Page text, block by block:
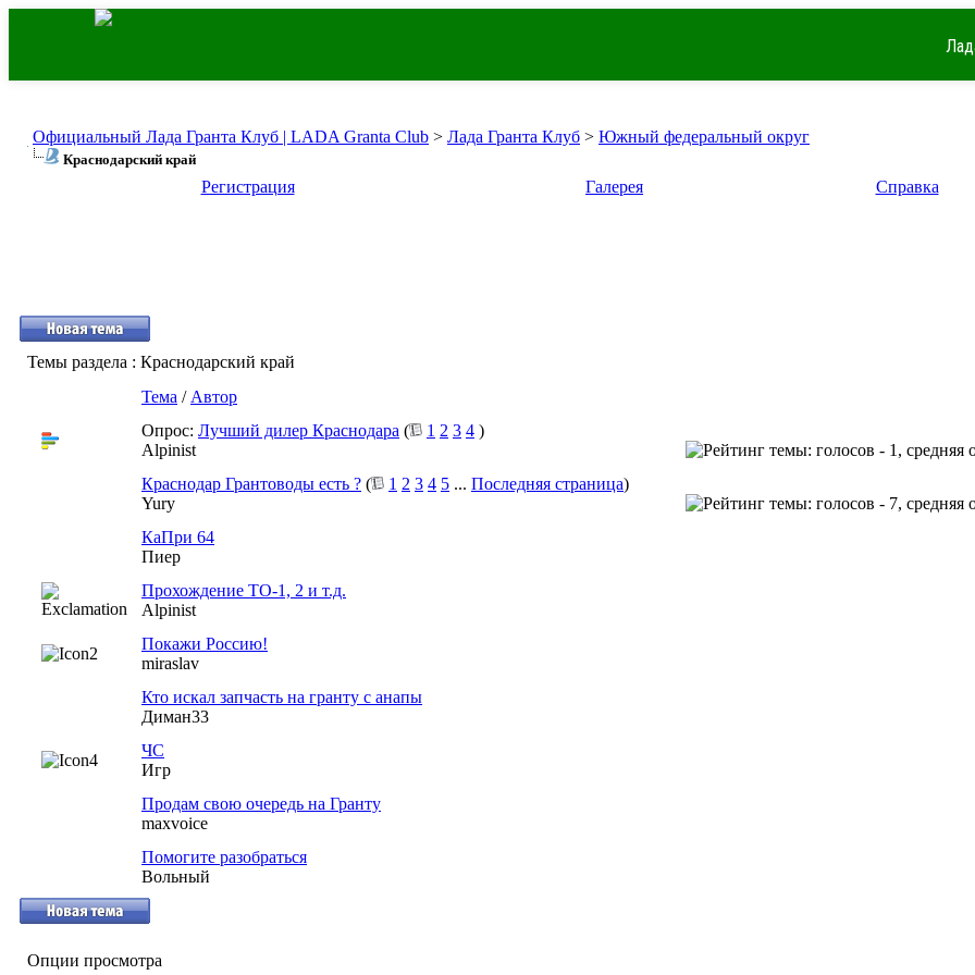
Официальный Лада Гранта Клуб | LADA Granta Club > Лада Гранта Клуб > Южный федеральный округ
Краснодарский край
Регистрация Галерея Справка
Темы раздела : Краснодарский край
Тема / Автор
Опрос: Лучший дилер Краснодара ( 1 2 3 4 )
Alpinist
Краснодар Грантоводы есть ? ( 1 2 3 4 5 ... Последняя страница)
Yury
КаПри 64
Пиер
Прохождение ТО-1, 2 и т.д.
Alpinist
Покажи Россию!
miraslav
Кто искал запчасть на гранту с анапы
Диман33
ЧС
Игр
Продам свою очередь на Гранту
maxvoice
Помогите разобраться
Вольный
Опции просмотра